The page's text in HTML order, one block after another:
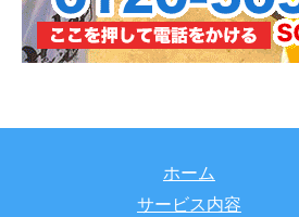
ホーム
サービス内容